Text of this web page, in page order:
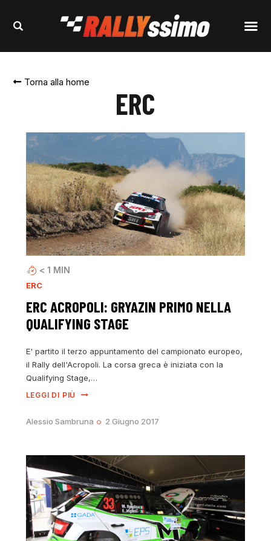
Torna alla home
ERC
< 1 MIN
ERC
ERC ACROPOLI: GRYAZIN PRIMO NELLA
QUALIFYING STAGE
E' partito il terzo appuntamento del campionato europeo,
il Rally dell'Acropoli. La corsa greca è iniziata con la
Qualifying Stage,…
LEGGI DI PIÙ
Alessio Sambruna 2 Giugno 2017